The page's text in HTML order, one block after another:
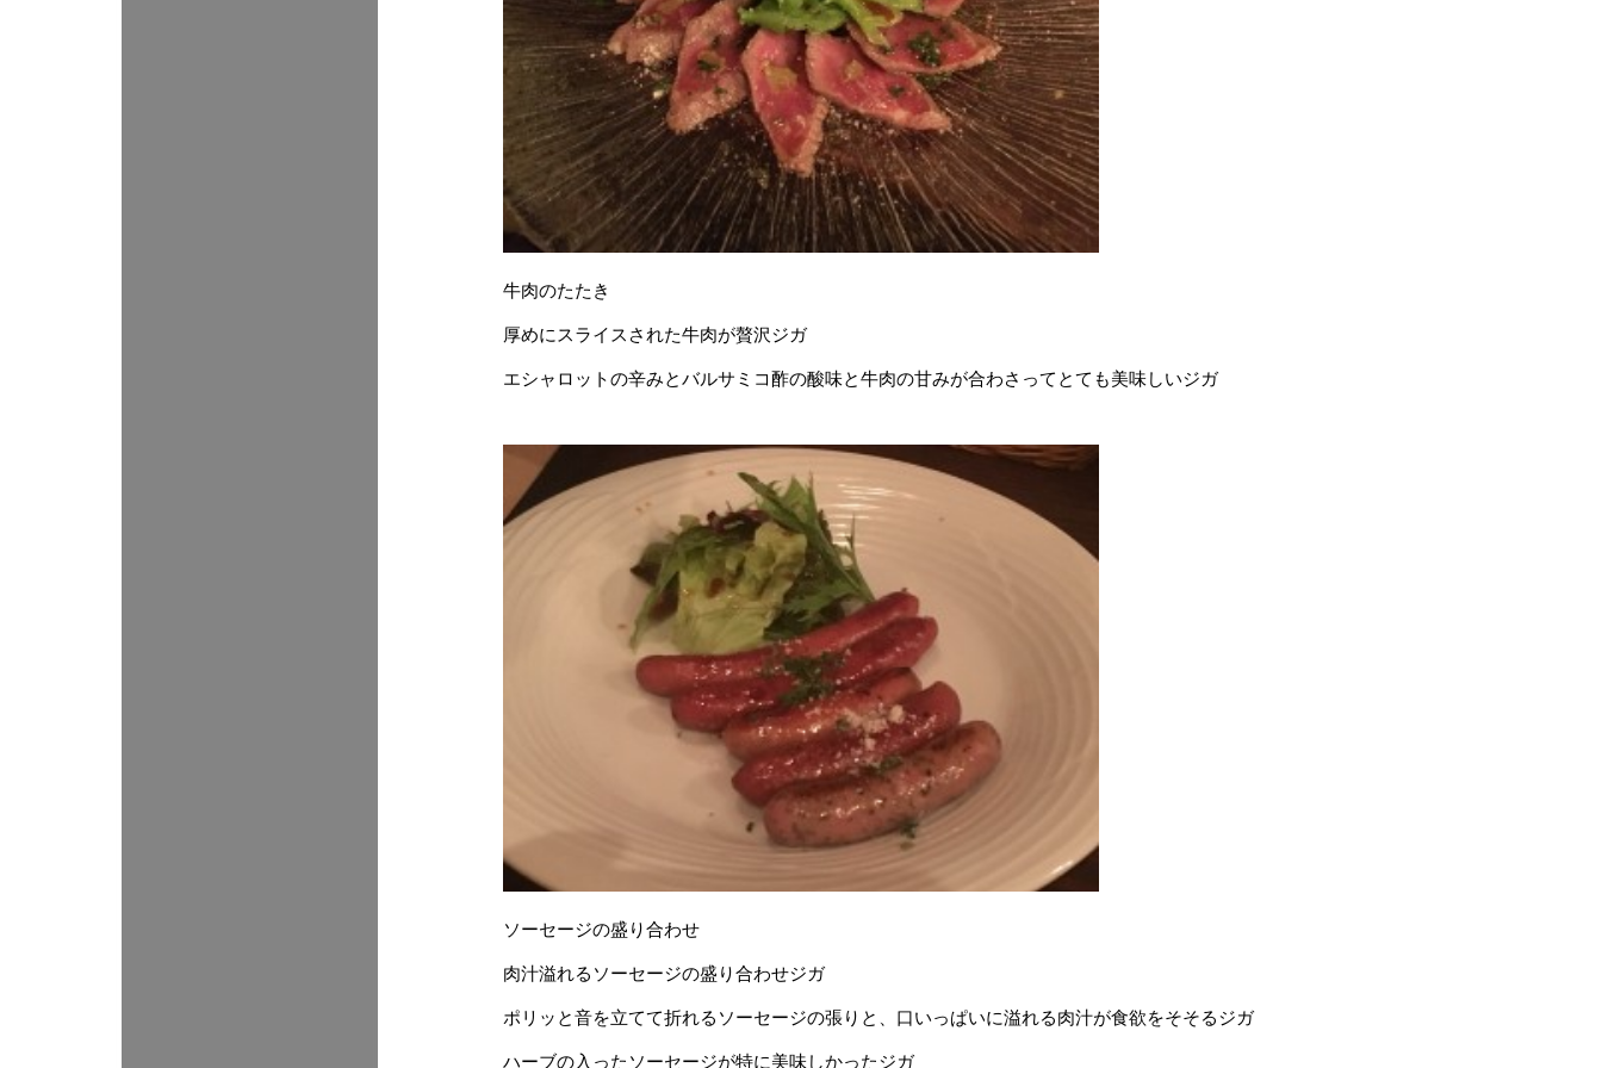
牛肉のたたき
厚めにスライスされた牛肉が贅沢ジガ
エシャロットの辛みとバルサミコ酢の酸味と牛肉の甘みが合わさってとても美味しいジガ
ソーセージの盛り合わせ
肉汁溢れるソーセージの盛り合わせジガ
ポリッと音を立てて折れるソーセージの張りと、口いっぱいに溢れる肉汁が食欲をそそるジガ
ハーブの入ったソーセージが特に美味しかったジガ